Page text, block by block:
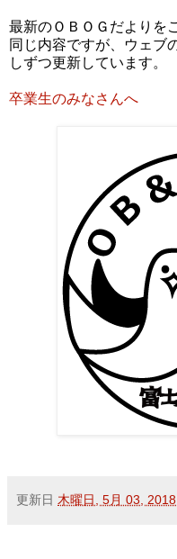
最新のＯＢＯＧだよりを
同じ内容ですが、ウェブ
しずつ更新しています。
卒業生のみなさんへ
更新日 木曜日, 5月 03, 2018